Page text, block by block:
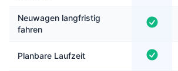
Neuwagen langfristig
fahren
Planbare Laufzeit